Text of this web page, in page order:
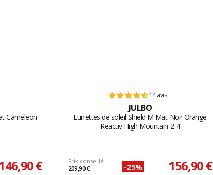
Cameleon
€
14 avis
JULBO
Lunettes de soleil Shield M Mat Noir Orange
Reactiv High Mountain 2-4
Prix conseillé
209,90 € -25% 156,90 €